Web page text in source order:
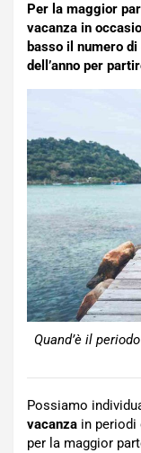
Per la maggior
vacanza in
basso il numero
dell’anno per
Quand’è il
Possiamo
vacanza in periodi
per la maggior